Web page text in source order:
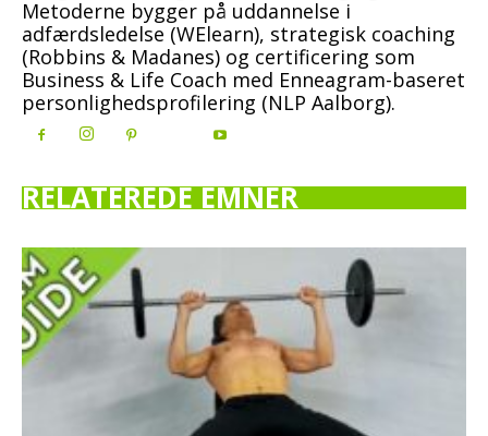
Metoderne bygger på uddannelse i
adfærdsledelse (WElearn), strategisk coaching
(Robbins & Madanes) og certificering som
Business & Life Coach med Enneagram-baseret
personlighedsprofilering (NLP Aalborg).
RELATEREDE EMNER